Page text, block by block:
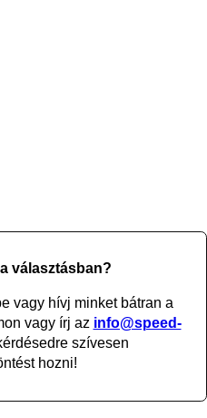
választásban?
vagy hívj minket bátran a
vagy írj az info@speed-
szívesen
hozni!